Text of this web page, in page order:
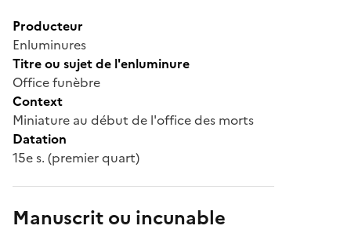
Producteur
Enluminures
Titre ou sujet de l'enluminure
Office funèbre
Context
Miniature au début de l'office des morts
Datation
15e s. (premier quart)
Manuscrit ou incunable